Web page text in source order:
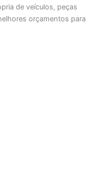
de veículos, peças
orçamentos para